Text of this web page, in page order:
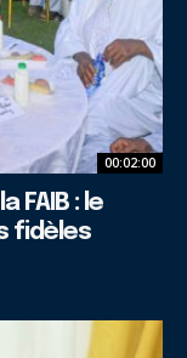
00:02:00
FAIB : le
fidèles